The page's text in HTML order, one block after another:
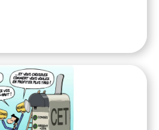
2026 : transformer les
progrès sociaux
vous. Temps de travail :